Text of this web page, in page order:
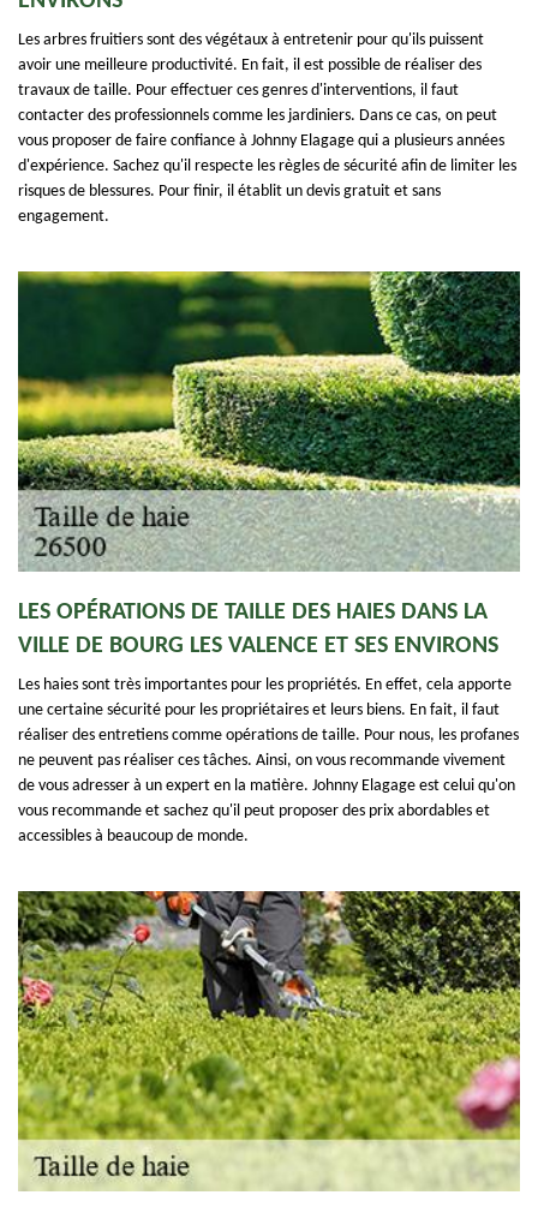
Les arbres fruitiers sont des végétaux à entretenir pour qu'ils puissent
avoir une meilleure productivité. En fait, il est possible de réaliser des
travaux de taille. Pour effectuer ces genres d'interventions, il faut
contacter des professionnels comme les jardiniers. Dans ce cas, on peut
vous proposer de faire confiance à Johnny Elagage qui a plusieurs années
d'expérience. Sachez qu'il respecte les règles de sécurité afin de limiter les
risques de blessures. Pour finir, il établit un devis gratuit et sans
engagement.
LES OPÉRATIONS DE TAILLE DES HAIES DANS LA
VILLE DE BOURG LES VALENCE ET SES ENVIRONS
Les haies sont très importantes pour les propriétés. En effet, cela apporte
une certaine sécurité pour les propriétaires et leurs biens. En fait, il faut
réaliser des entretiens comme opérations de taille. Pour nous, les profanes
ne peuvent pas réaliser ces tâches. Ainsi, on vous recommande vivement
de vous adresser à un expert en la matière. Johnny Elagage est celui qu'on
vous recommande et sachez qu'il peut proposer des prix abordables et
accessibles à beaucoup de monde.